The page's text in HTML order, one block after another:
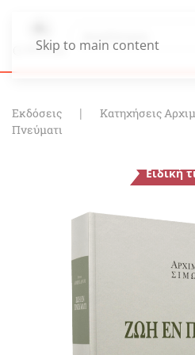
Skip to main content
Εκδόσεις Κατηχήσεις
Πνεύματι
Ειδική